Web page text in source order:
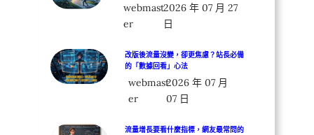
webmast
er
2026 年 07 月 27
日
改版後流量沒變，卻更焦慮？站長必備
的「數據回看」心法
webmast
er
2026 年 07 月
07 日
流量增長要看什麼指標，網友最常問的